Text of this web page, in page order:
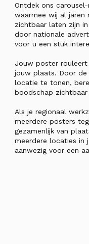
Ontdek ons
waarmee wij al jaren
zichtbaar laten zijn
door nationale
voor u een stuk
Jouw poster rouleert
jouw plaats. Door
locatie te tonen,
boodschap
Als je regionaal
meerdere posters
gezamenlijk van
meerdere locaties in
aanwezig voor een